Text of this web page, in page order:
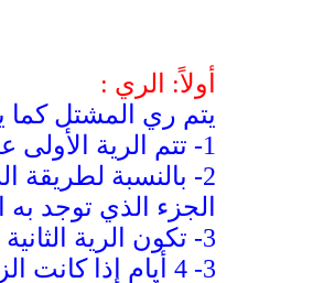
أولاً: الري :
يتم ري المشتل كما
1-
تتم الرية
2-
بالنسبة لطريقة
الجزء الذي توجد
3-
تكون الرية
3- 4 أيام إذا كانت الزراعة في العروة الشتوية المبكرة (أغسطس وسبتمبر) .